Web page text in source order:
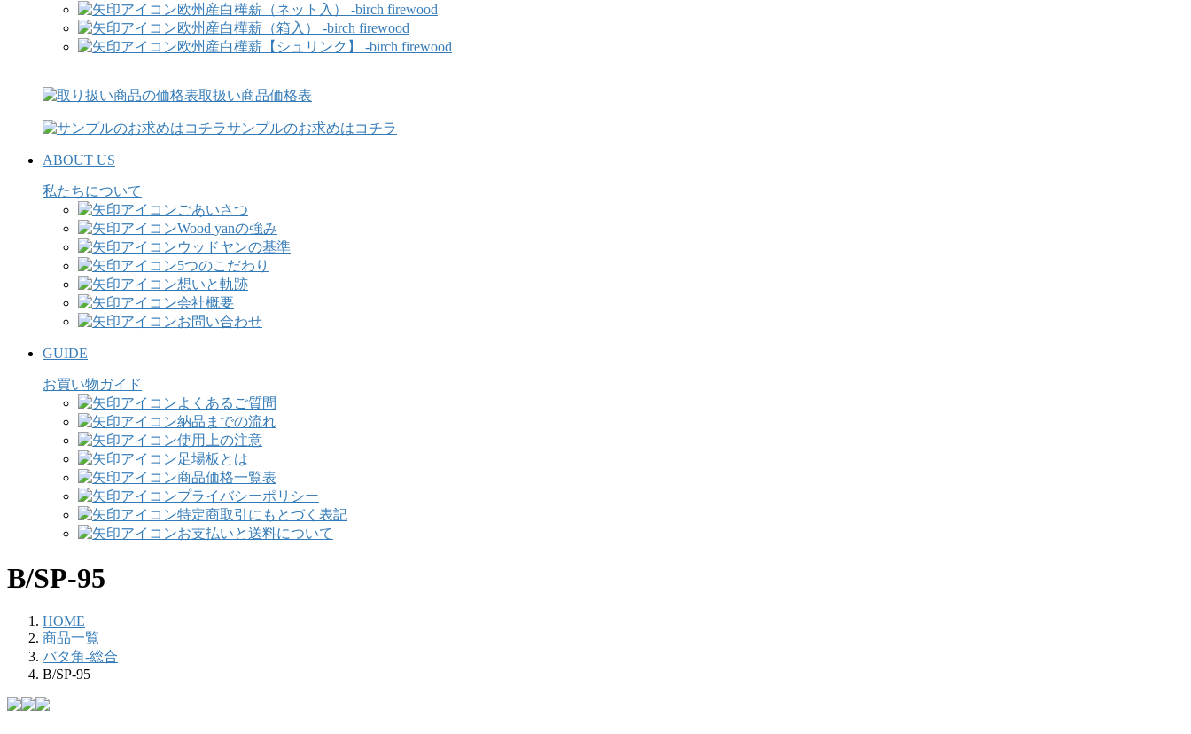
欧州産白樺薪（ネット入） -birch firewood
欧州産白樺薪（箱入） -birch firewood
欧州産白樺薪【シュリンク】 -birch firewood
取扱い商品価格表
サンプルのお求めはコチラ
ABOUT US
私たちについて
ごあいさつ
Wood yanの強み
ウッドヤンの基準
5つのこだわり
想いと軌跡
会社概要
お問い合わせ
GUIDE
お買い物ガイド
よくあるご質問
納品までの流れ
使用上の注意
足場板とは
商品価格一覧表
プライバシーポリシー
特定商取引にもとづく表記
お支払いと送料について
B/SP-95
HOME
商品一覧
バタ角-総合
B/SP-95